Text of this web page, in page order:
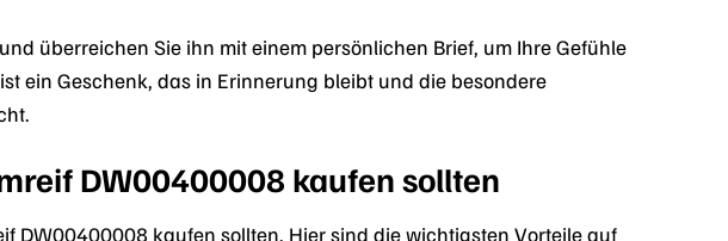
und überreichen Sie ihn mit einem persönlichen Brief, um Ihre Gefühle
ein Geschenk, das in Erinnerung bleibt und die besondere
DW00400008 kaufen sollten
DW00400008 kaufen sollten. Hier sind die wichtigsten Vorteile auf